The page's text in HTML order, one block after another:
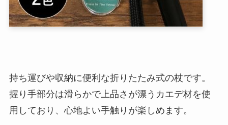
持ち運びや収納に便利な折りたたみ式の杖です。
握り手部分は滑らかで上品さが漂うカエデ材を使
用しており、心地よい手触りが楽しめます。